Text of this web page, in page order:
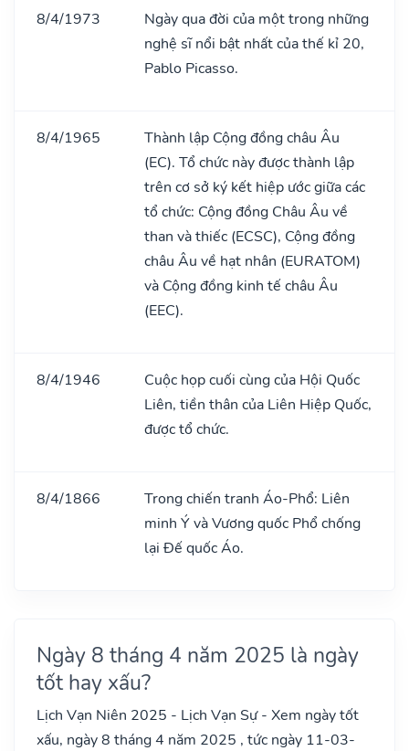
8/4/1973
Ngày qua đời của một trong những
nghệ sĩ nổi bật nhất của thế kỉ 20,
Pablo Picasso.
8/4/1965
Thành lập Cộng đồng châu Âu
(EC). Tổ chức này được thành lập
trên cơ sở ký kết hiệp ước giữa các
tổ chức: Cộng đồng Châu Âu về
than và thiếc (ECSC), Cộng đồng
châu Âu về hạt nhân (EURATOM)
và Cộng đồng kinh tế châu Âu
(EEC).
8/4/1946
Cuộc họp cuối cùng của Hội Quốc
Liên, tiền thân của Liên Hiệp Quốc,
được tổ chức.
8/4/1866
Trong chiến tranh Áo-Phổ: Liên
minh Ý và Vương quốc Phổ chống
lại Đế quốc Áo.
Ngày 8 tháng 4 năm 2025 là ngày
tốt hay xấu?
Lịch Vạn Niên 2025 - Lịch Vạn Sự - Xem ngày tốt
xấu, ngày 8 tháng 4 năm 2025 , tức ngày 11-03-